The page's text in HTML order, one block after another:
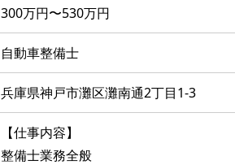
300万円〜530万円
自動車整備士
兵庫県神戸市灘区灘南通2丁目1-3
【仕事内容】
整備士業務全般